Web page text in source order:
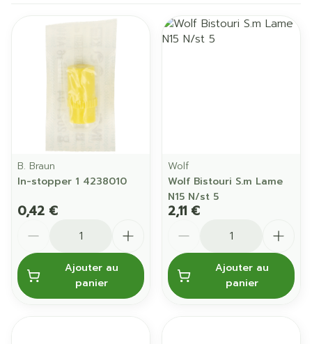
B. Braun
In-stopper 1 4238010
0,42 €
Ajouter au
panier
Wolf
Wolf Bistouri S.m Lame
N15 N/st 5
2,11 €
Ajouter au
panier